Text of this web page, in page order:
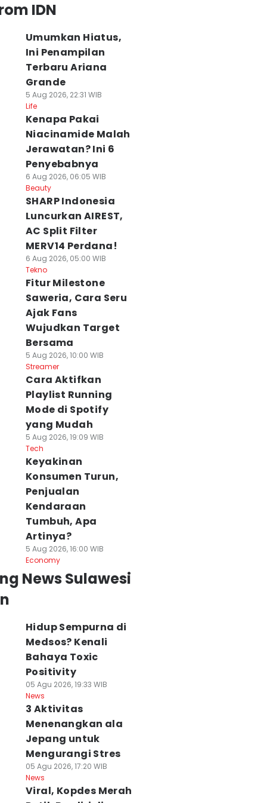
IDN
Umumkan Hiatus,
Ini Penampilan
Terbaru Ariana
Grande
5 Aug 2026, 22:31 WIB
Life
Kenapa Pakai
Niacinamide Malah
Jerawatan? Ini 6
Penyebabnya
6 Aug 2026, 06:05 WIB
Beauty
SHARP Indonesia
Luncurkan AIREST,
AC Split Filter
MERV14 Perdana!
6 Aug 2026, 05:00 WIB
Tekno
Fitur Milestone
Saweria, Cara Seru
Ajak Fans
Wujudkan Target
Bersama
5 Aug 2026, 10:00 WIB
Streamer
Cara Aktifkan
Playlist Running
Mode di Spotify
yang Mudah
5 Aug 2026, 19:09 WIB
Tech
Keyakinan
Konsumen Turun,
Penjualan
Kendaraan
Tumbuh, Apa
Artinya?
5 Aug 2026, 16:00 WIB
Economy
News Sulawesi
Hidup Sempurna di
Medsos? Kenali
Bahaya Toxic
Positivity
05 Agu 2026, 19:33 WIB
News
3 Aktivitas
Menenangkan ala
Jepang untuk
Mengurangi Stres
05 Agu 2026, 17:20 WIB
News
Viral, Kopdes Merah